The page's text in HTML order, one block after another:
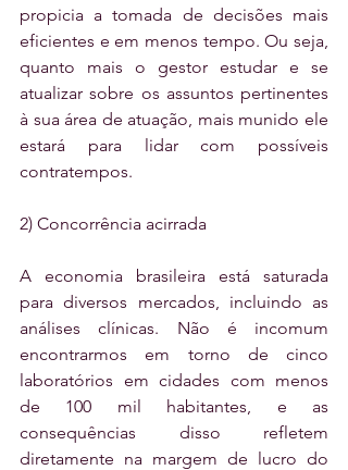
propicia a tomada de decisões mais
eficientes e em menos tempo. Ou seja,
quanto mais o gestor estudar e se
atualizar sobre os assuntos pertinentes
à sua área de atuação, mais munido ele
estará para lidar com possíveis
contratempos.
2) Concorrência acirrada
A economia brasileira está saturada
para diversos mercados, incluindo as
análises clínicas. Não é incomum
encontrarmos em torno de cinco
laboratórios em cidades com menos
de 100 mil habitantes, e as
consequências disso refletem
diretamente na margem de lucro do